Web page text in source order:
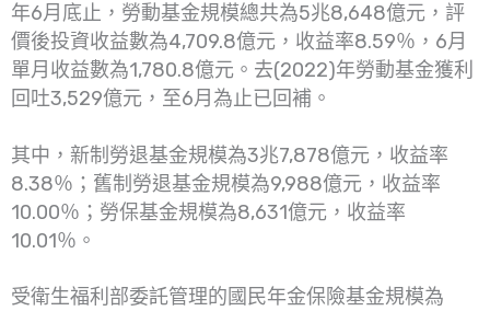
年6月底止，勞動基金規模總共為5兆8,648億元，評
價後投資收益數為4,709.8億元，收益率8.59％，6月
單月收益數為1,780.8億元。去(2022)年勞動基金獲利
回吐3,529億元，至6月為止已回補。
其中，新制勞退基金規模為3兆7,878億元，收益率
8.38％；舊制勞退基金規模為9,988億元，收益率
10.00％；勞保基金規模為8,631億元，收益率
10.01％。
受衛生福利部委託管理的國民年金保險基金規模為